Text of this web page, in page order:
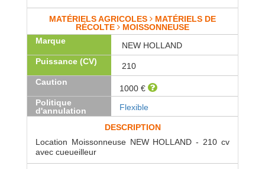
MATÉRIELS AGRICOLES
MATÉRIELS DE
RÉCOLTE
MOISSONNEUSE
Marque
NEW HOLLAND
Puissance (CV)
210
Caution
1000 €
Politique
d'annulation
Flexible
DESCRIPTION
Location Moissonneuse NEW HOLLAND - 210 cv
avec cueueilleur